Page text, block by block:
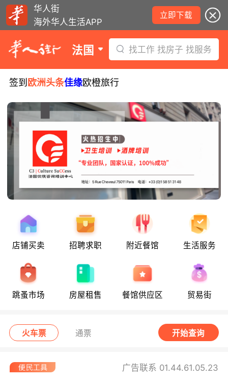
华人街
海外华人生活APP
立即下载
法国 找工作 找房子 找服务
签到 欧洲头条佳缘欧橙旅行
店铺买卖 招聘求职 附近餐馆 生活服务
跳蚤市场 房屋租售 餐馆供应区 贸易街
火车票 通票 开始查询
广告联系 01.44.61.05.23